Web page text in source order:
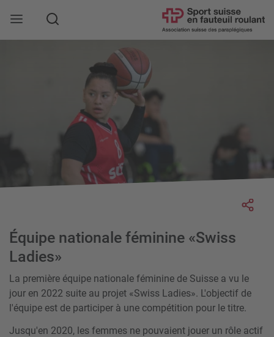
Rechercher
Équipe nationale féminine «Swiss
Ladies»
La première équipe nationale féminine de Suisse a vu le
jour en 2022 suite au projet «Swiss Ladies». L'objectif de
l'équipe est de participer à une compétition pour le titre.
Jusqu'en 2020, les femmes ne pouvaient jouer un rôle actif